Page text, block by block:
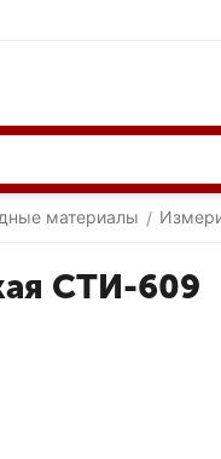
материалы /
СТИ-609